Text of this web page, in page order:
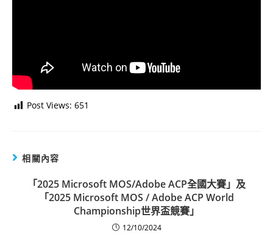
Post Views: 651
相關內容
「2025 Microsoft MOS/Adobe ACP全國大賽」及
「2025 Microsoft MOS / Adobe ACP World
Championship世界盃競賽」
12/10/2024